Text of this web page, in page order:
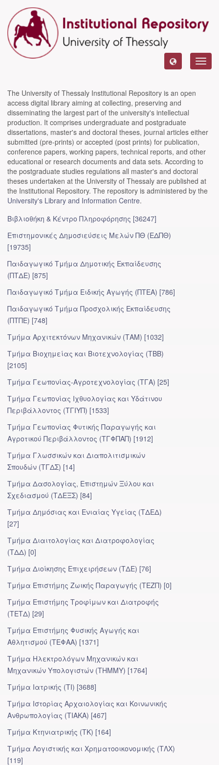
The University of Thessaly Institutional Repository is an open
access digital library aiming at collecting, preserving and
disseminating the largest part of the university's intellectual
production. It comprises undergraduate and postgraduate
dissertations, master's and doctoral theses, journal articles either
submitted (pre-prints) or accepted (post prints) for publication,
conference papers, working papers, technical reports, and other
educational or research documents and data sets. According to
the postgraduate studies regulations all master's and doctoral
theses undertaken at the University of Thessaly are published at
the Institutional Repository. The repository is administered by the
University's Library and Information Centre.
Βιβλιοθήκη & Κέντρο Πληροφόρησης [36247]
Επιστημονικές Δημοσιεύσεις Μελών ΠΘ (ΕΔΠΘ)
[19735]
Παιδαγωγικό Τμήμα Δημοτικής Εκπαίδευσης
(ΠΤΔΕ) [875]
Παιδαγωγικό Τμήμα Ειδικής Αγωγής (ΠΤΕΑ) [786]
Παιδαγωγικό Τμήμα Προσχολικής Eκπαίδευσης
(ΠΤΠΕ) [748]
Τμήμα Αρχιτεκτόνων Μηχανικών (ΤΑΜ) [1032]
Τμήμα Βιοχημείας και Βιοτεχνολογίας (ΤΒΒ)
[2105]
Τμήμα Γεωπονίας-Αγροτεχνολογίας (ΤΓΑ) [25]
Τμήμα Γεωπονίας Ιχθυολογίας και Υδάτινου
Περιβάλλοντος (ΤΓΙΥΠ) [1533]
Τμήμα Γεωπονίας Φυτικής Παραγωγής και
Αγροτικού Περιβάλλοντος (ΤΓΦΠΑΠ) [1912]
Τμήμα Γλωσσικών και Διαπολιτισμικών
Σπουδών (ΤΓΔΣ) [14]
Τμήμα Δασολογίας, Επιστημών Ξύλου και
Σχεδιασμού (ΤΔΕΞΣ) [84]
Τμήμα Δημόσιας και Ενιαίας Υγείας (ΤΔΕΔ)
[27]
Τμήμα Διαιτολογίας και Διατροφολογίας
(ΤΔΔ) [0]
Τμήμα Διοίκησης Επιχειρήσεων (ΤΔΕ) [76]
Τμήμα Επιστήμης Ζωικής Παραγωγής (ΤΕΖΠ) [0]
Τμήμα Επιστήμης Τροφίμων και Διατροφής
(ΤΕΤΔ) [29]
Τμήμα Επιστήμης Φυσικής Αγωγής και
Αθλητισμού (ΤΕΦΑΑ) [1371]
Τμήμα Ηλεκτρολόγων Μηχανικών και
Μηχανικών Υπολογιστών (ΤΗΜΜΥ) [1764]
Τμήμα Ιατρικής (ΤΙ) [3688]
Τμήμα Ιστορίας Αρχαιολογίας και Κοινωνικής
Ανθρωπολογίας (ΤΙΑΚΑ) [467]
Τμήμα Κτηνιατρικής (ΤΚ) [164]
Τμήμα Λογιστικής και Χρηματοοικονομικής (ΤΛΧ)
[119]